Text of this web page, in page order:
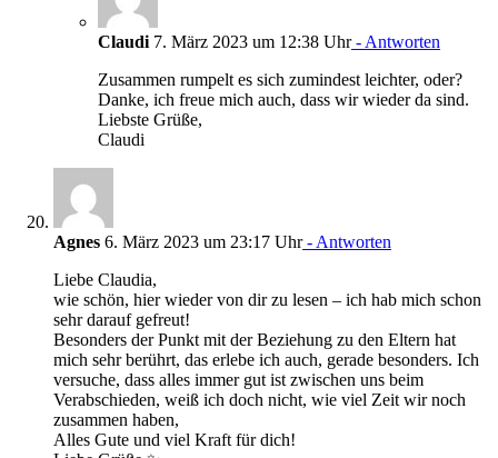
Claudi 7. März 2023 um 12:38 Uhr- Antworten
Zusammen rumpelt es sich zumindest leichter, oder?
Danke, ich freue mich auch, dass wir wieder da sind.
Liebste Grüße,
Claudi
Agnes 6. März 2023 um 23:17 Uhr- Antworten
Liebe Claudia,
wie schön, hier wieder von dir zu lesen – ich hab mich schon
sehr darauf gefreut!
Besonders der Punkt mit der Beziehung zu den Eltern hat
mich sehr berührt, das erlebe ich auch, gerade besonders. Ich
versuche, dass alles immer gut ist zwischen uns beim
Verabschieden, weiß ich doch nicht, wie viel Zeit wir noch
zusammen haben,
Alles Gute und viel Kraft für dich!